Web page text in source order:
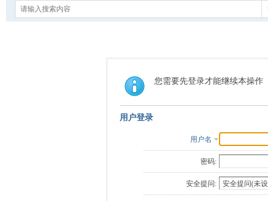
您需要先登录才能继续本操作
用户登录
用户名
密码:
安全提问: